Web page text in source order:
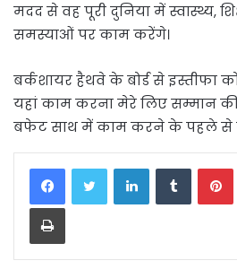
मदद से वह पूरी दुनिया में स्वास्थ्य,
समस्याओं पर काम करेंगे।
बर्कशायर हैथवे के बोर्ड से इस्तीफा
यहां काम करना मेरे लिए सम्मान
बफेट साथ में काम करने के पहले से
LinkedInTumblr
Print